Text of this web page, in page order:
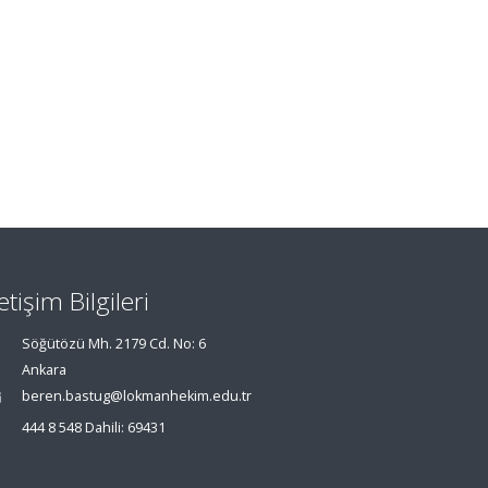
Bilgileri
Söğütözü Mh. 2179 Cd. No: 6
Ankara
beren.bastug@lokmanhekim.edu.tr
444 8 548 Dahili: 69431